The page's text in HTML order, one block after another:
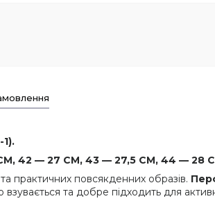
42 — 27 СМ, 43 — 27,5 СМ, 44 — 28
та практичних повсякденних образів.
та добре підходить для